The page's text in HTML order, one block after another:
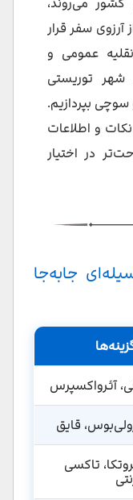
در روسیه
روسیه
سفر قرار
عمومی و
توریستی
بپردازیم.
و اطلاعات
در اختیار
جابه‌جا
آئرواکسپرس
قایق
تاکسی